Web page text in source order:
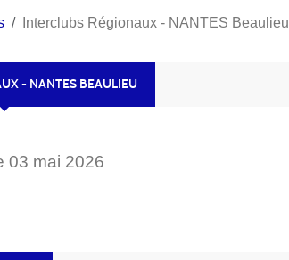
Interclubs Régionaux - NANTES Beaulieu
- NANTES BEAULIEU
03 mai 2026